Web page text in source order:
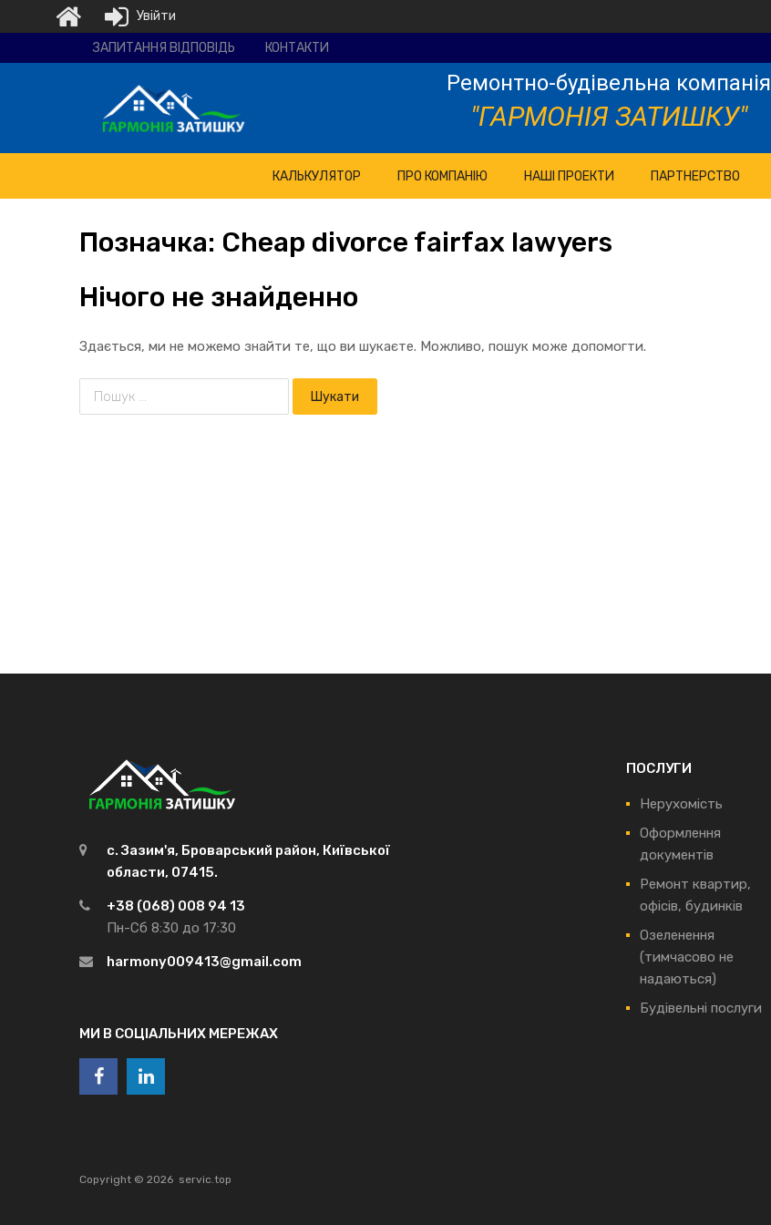
будівельна
ЗАПИТАННЯ ВІДПОВІДЬ КОНТАКТИ
Ремонтно-будівельна компанія
"ГАРМОНІЯ ЗАТИШКУ"
КАЛЬКУЛЯТОР ПРО КОМПАНІЮ НАШІ ПРОЕКТИ ПАРТНЕРСТВО
Позначка: Cheap divorce fairfax lawyers
Нічого не знайденно
Здається, ми не можемо знайти те, що ви шукаєте. Можливо, пошук може допомогти.
с. Зазим'я, Броварський район, Київської
области, 07415.
+38 (068) 008 94 13
Пн-Сб 8:30 до 17:30
harmony009413@gmail.com
МИ В СОЦІАЛЬНИХ МЕРЕЖАХ
ПОСЛУГИ
Нерухомість
Оформлення
документів
Ремонт квартир,
офісів, будинків
Озеленення
(тимчасово не
надаються)
Будівельні послуги
Copyright © 2026 servic.top
Увійти